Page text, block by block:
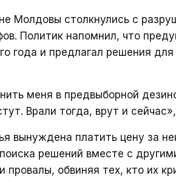
Молдовы столкнулись с
Политик напомнил, что
года и предлагал решения
меня в предвыборной
Врали тогда, врут и
вынуждена платить цену за
решений вместе с
обвиняя тех, кто их